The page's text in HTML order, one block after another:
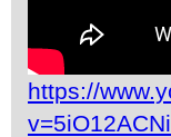
https://